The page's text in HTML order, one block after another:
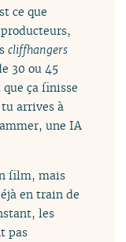
ce que
cliffhangers
30 ou 45
ça finisse
arrives à
une IA
film, mais
en train de
les
pas